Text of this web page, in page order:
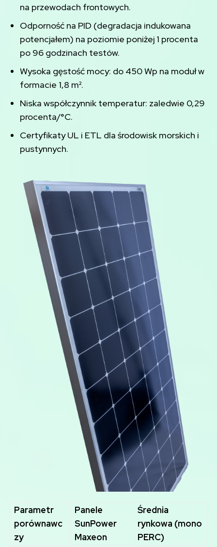
na przewodach frontowych.
Odporność na PID (degradacja indukowana
potencjałem) na poziomie poniżej 1 procenta
po 96 godzinach testów.
Wysoka gęstość mocy: do 450 Wp na moduł w
formacie 1,8 m².
Niska współczynnik temperatur: zaledwie 0,29
procenta/°C.
Certyfikaty UL i ETL dla środowisk morskich i
pustynnych.
Parametr
porównawc
zy
Panele
SunPower
Maxeon
Średnia
rynkowa (mono
PERC)